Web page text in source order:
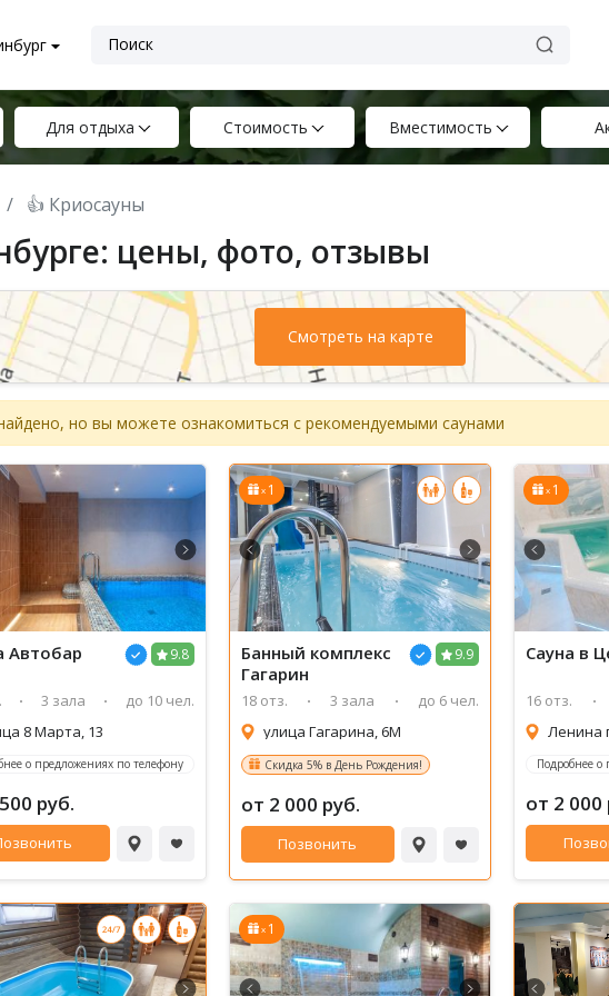
Для отдыха Стоимость Вместимость
👍 Криосауны
цены, фото, отзывы
Смотреть на карте
но вы можете ознакомиться с рекомендуемыми саунами
9.8
Автобар
3 зала
до 10 чел.
8 Марта, 13
о предложениях по телефону
руб.
x 1
9.9
Банный комплекс
Гагарин
18 отз. 3 зала
до 6 чел.
улица Гагарина, 6М
Скидка 5% в День Рождения!
от 2 000 руб.
Позвонить
x 1
Сауна в
16 отз.
Ленина
Подробнее о
от 2 000
x 1